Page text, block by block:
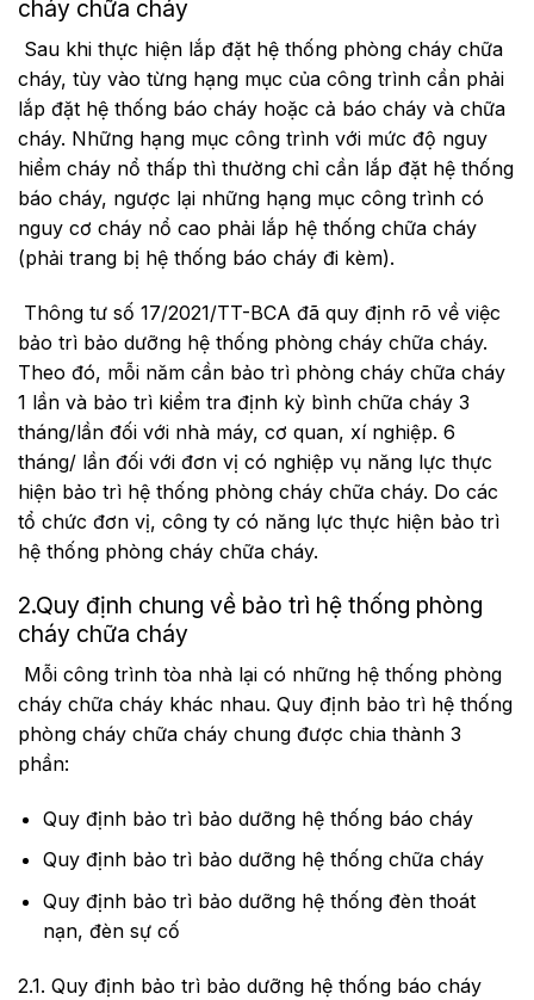
cháy chữa cháy
Sau khi thực hiện lắp đặt hệ thống phòng cháy chữa
cháy, tùy vào từng hạng mục của công trình cần phải
lắp đặt hệ thống báo cháy hoặc cả báo cháy và chữa
cháy. Những hạng mục công trình với mức độ nguy
hiểm cháy nổ thấp thì thường chỉ cần lắp đặt hệ thống
báo cháy, ngược lại những hạng mục công trình có
nguy cơ cháy nổ cao phải lắp hệ thống chữa cháy
(phải trang bị hệ thống báo cháy đi kèm).
Thông tư số 17/2021/TT-BCA đã quy định rõ về việc
bảo trì bảo dưỡng hệ thống phòng cháy chữa cháy.
Theo đó, mỗi năm cần bảo trì phòng cháy chữa cháy
1 lần và bảo trì kiểm tra định kỳ bình chữa cháy 3
tháng/lần đối với nhà máy, cơ quan, xí nghiệp. 6
tháng/ lần đối với đơn vị có nghiệp vụ năng lực thực
hiện bảo trì hệ thống phòng cháy chữa cháy. Do các
tổ chức đơn vị, công ty có năng lực thực hiện bảo trì
hệ thống phòng cháy chữa cháy.
2.Quy định chung về bảo trì hệ thống phòng
cháy chữa cháy
Mỗi công trình tòa nhà lại có những hệ thống phòng
cháy chữa cháy khác nhau. Quy định bảo trì hệ thống
phòng cháy chữa cháy chung được chia thành 3
phần:
Quy định bảo trì bảo dưỡng hệ thống báo cháy
Quy định bảo trì bảo dưỡng hệ thống chữa cháy
Quy định bảo trì bảo dưỡng hệ thống đèn thoát
nạn, đèn sự cố
2.1. Quy định bảo trì bảo dưỡng hệ thống báo cháy